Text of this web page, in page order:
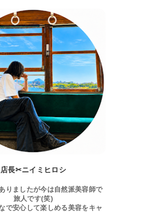
店長✂ニイミヒロシ
りましたが今は自然派美容師で
旅人です(笑)
で安心して楽しめる美容をキャ